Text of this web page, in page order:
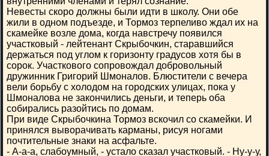
Невесты скоро должны были идти в школу. Они обе
жили в одном подъезде, и Тормоз терпеливо ждал их на
скамейке возле дома, когда навстречу появился
участковый - лейтенант Скрыбочкин, старавшийся
держаться под углом к горизонту градусов хотя бы в
сорок. Участкового сопровождал добровольный
дружинник Григорий Шмоналов. Блюстители с вечера
вели борьбу с холодом на городских улицах, пока у
Шмоналова не закончились деньги, и теперь оба
собирались разойтись по домам.
При виде Скрыбочкина Тормоз вскочил со скамейки. И
принялся выворачивать карманы, рисуя ногами
почтительные знаки на асфальте.
- А-а-а, слабоумный, - устало сказал участковый. - Ну-у-у,